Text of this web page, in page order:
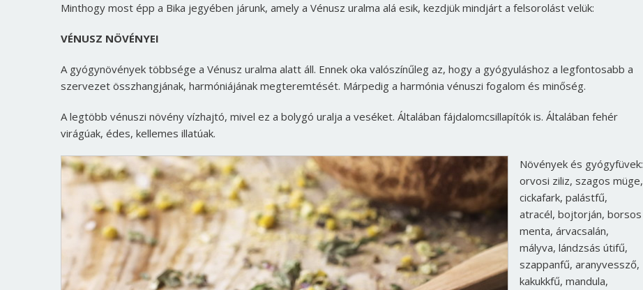
Minthogy most épp a Bika jegyében járunk, amely a Vénusz uralma alá esik, kezdjük mindjárt a felsorolást velük:
VÉNUSZ NÖVÉNYEI
A gyógynövények többsége a Vénusz uralma alatt áll. Ennek oka valószínűleg az, hogy a gyógyuláshoz a legfontosabb a
szervezet összhangjának, harmóniájának megteremtését. Márpedig a harmónia vénuszi fogalom és minőség.
A legtöbb vénuszi növény vízhajtó, mivel ez a bolygó uralja a veséket. Általában fájdalomcsillapítók is. Általában fehér
virágúak, édes, kellemes illatúak.
Növények és gyógyfüvek:
orvosi ziliz, szagos müge,
cickafark, palástfű,
atracél, bojtorján, borsos
menta, árvacsalán,
mályva, lándzsás útifű,
szappanfű, aranyvessző,
kakukkfű, mandula,